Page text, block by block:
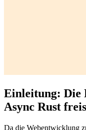
Einleitung: Die
Async Rust
Da die Webentwicklung